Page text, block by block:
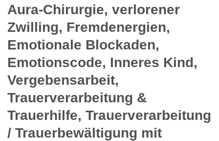
Aura-Chirurgie, verlorener
Zwilling, Fremdenergien,
Emotionale Blockaden,
Emotionscode, Inneres Kind,
Vergebensarbeit,
Trauerverarbeitung &
Trauerhilfe, Trauerverarbeitung
/ Trauerbewältigung mit